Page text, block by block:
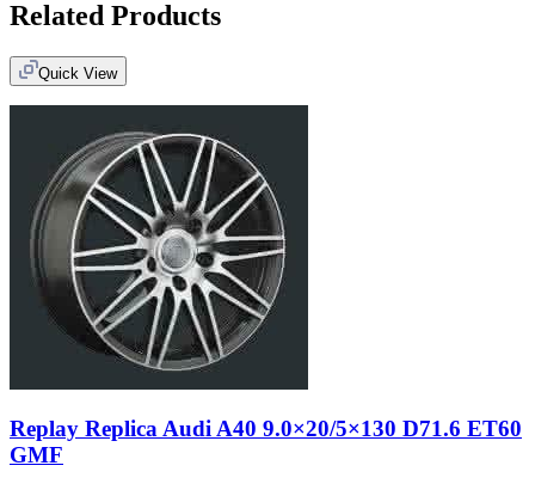
Related Products
Quick View
Replay Replica Audi A40 9.0×20/5×130 D71.6 ET60
GMF